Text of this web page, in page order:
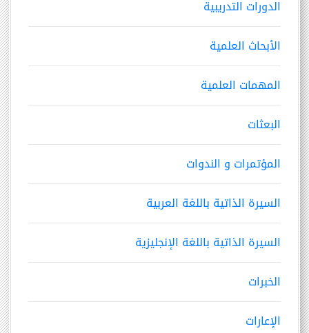
الدورات التدريبية
الأبحاث العلمية
المهمات العلمية
البعثات
المؤتمرات و الندوات
السيرة الذاتية باللغة العربية
السيرة الذاتية باللغة الإنجليزية
الخبرات
الإعارات